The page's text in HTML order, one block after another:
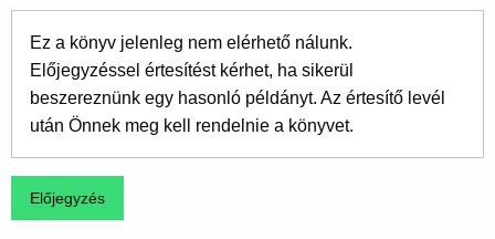
Ez a könyv jelenleg nem elérhető nálunk.
Előjegyzéssel értesítést kérhet, ha sikerül
beszereznünk egy hasonló példányt. Az értesítő levél
után Önnek meg kell rendelnie a könyvet.